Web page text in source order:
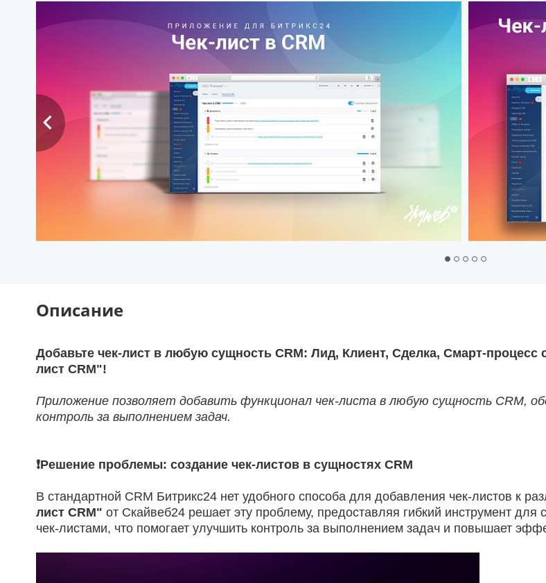
Описание
Добавьте чек-лист в любую сущность CRM: Лид, Клиент, Сделка, Смарт-
лист CRM"!
Приложение позволяет добавить функционал чек-листа в любую сущность CRM,
контроль за выполнением задач.
❗Решение проблемы: создание чек-листов в сущностях CRM
В стандартной CRM Битрикс24 нет удобного способа для добавления чек-листов к
лист CRM" от Скайвеб24 решает эту проблему, предоставляя гибкий инструмент для
чек-листами, что помогает улучшить контроль за выполнением задач и повышает